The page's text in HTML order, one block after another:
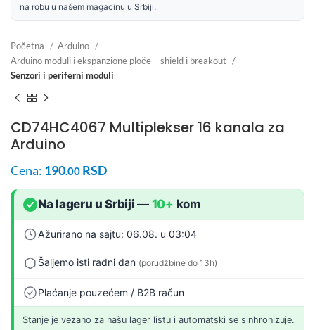
na robu u našem magacinu u Srbiji.
Početna
Arduino
Arduino moduli i ekspanzione ploče – shield i breakout
Senzori i periferni moduli
CD74HC4067 Multiplekser 16 kanala za
Arduino
Cena: 190.00 RSD
Na lageru u Srbiji — 10+ kom
Ažurirano na sajtu: 06.08. u 03:04
Šaljemo isti radni dan (porudžbine do 13h)
Plaćanje pouzećem / B2B račun
Stanje je vezano za našu lager listu i automatski se sinhronizuje.